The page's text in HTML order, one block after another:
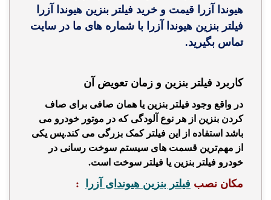
هیوندا آزرا قیمت و خرید فیلتر بنزین هیوندا آزرا
فیلتر بنزین هیوندا آزرا با شماره های ما در سایت
تماس بگیرید.
کاربرد فیلتر بنزین و زمان تعویض آن
در واقع وجود فیلتر بنزین یا همان صافی برای صاف
کردن بنزین از هر نوع آلودگی که در موتور خودرو می
باشد استفاده از این فیلتر کمک بزرگی می کند.پس یکی
از مهم‌ترین قسمت های سیستم سوخت رسانی در
خودرو فیلتر بنزین یا فیلتر سوخت است.
مکان نصب فیلتر بنزین هیوندای آزرا :